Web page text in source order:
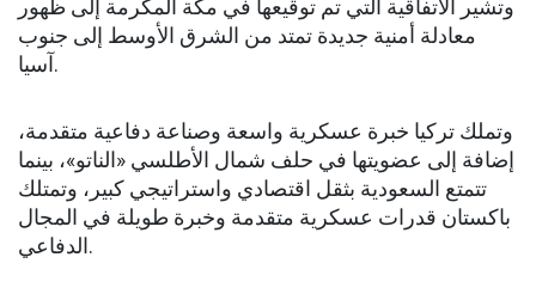
وتشير الاتفاقية التي تم توقيعها في مكة المكرمة إلى ظهور
معادلة أمنية جديدة تمتد من الشرق الأوسط إلى جنوب
آسيا.
وتملك تركيا خبرة عسكرية واسعة وصناعة دفاعية متقدمة،
إضافة إلى عضويتها في حلف شمال الأطلسي «الناتو»، بينما
تتمتع السعودية بثقل اقتصادي واستراتيجي كبير، وتمتلك
باكستان قدرات عسكرية متقدمة وخبرة طويلة في المجال
الدفاعي.